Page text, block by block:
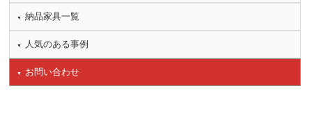
納品家具一覧
人気のある事例
お問い合わせ